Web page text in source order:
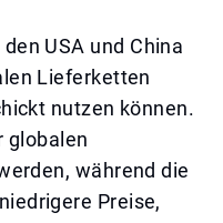
USA und China
Lieferketten
nutzen können.
globalen
während die
Preise,